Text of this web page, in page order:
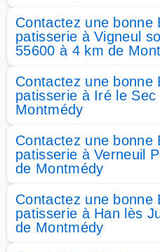
Contactez une bonne
patisserie à Vigneul
55600 à 4 km de
Contactez une bonne
patisserie à Iré le
Montmédy
Contactez une bonne
patisserie à Verneuil
de Montmédy
Contactez une bonne
patisserie à Han lès
de Montmédy